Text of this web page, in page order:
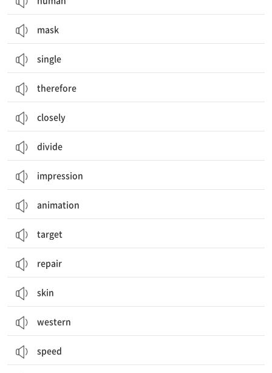
mask
single
therefore
closely
divide
impression
animation
target
repair
skin
western
speed